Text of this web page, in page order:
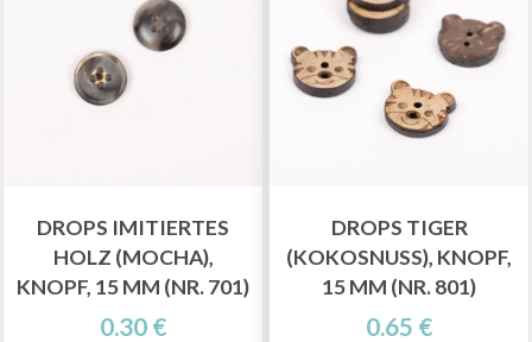
DROPS IMITIERTES
HOLZ (MOCHA),
KNOPF, 15 MM (NR. 701)
0.30 €
DROPS TIGER
(KOKOSNUSS), KNOPF,
15 MM (NR. 801)
0.65 €